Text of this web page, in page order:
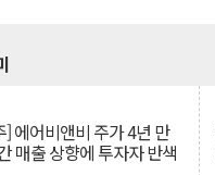
] 에어비앤비 주가 4년 만
매출 상향에 투자자 반색